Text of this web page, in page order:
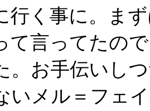
行く事に。ま
て言ってたの
。お手伝いし
いメル＝フェ